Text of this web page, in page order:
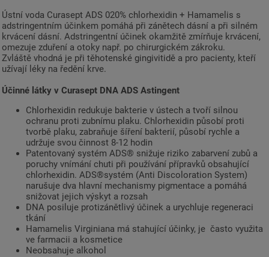
Ústní voda Curasept ADS 020% chlorhexidin + Hamamelis s
adstringentním účinkem pomáhá při zánětech dásní a při silném
krvácení dásní. Adstringentní účinek okamžitě zmírňuje krvácení,
omezuje zduření a otoky např. po chirurgickém zákroku.
Zvláště vhodná je při těhotenské gingivitidě a pro pacienty, kteří
užívají léky na ředění krve.
Účinné látky v Curasept DNA ADS Astingent
Chlorhexidin redukuje bakterie v ústech a tvoří silnou
ochranu proti zubnímu plaku. Chlorhexidin působí proti
tvorbě plaku, zabraňuje šíření bakterií, působí rychle a
udržuje svou činnost 8-12 hodin
Patentovaný systém ADS® snižuje riziko zabarvení zubů a
poruchy vnímání chuti při používání přípravků obsahující
chlorhexidin. ADS®systém (Anti Discoloration System)
narušuje dva hlavní mechanismy pigmentace a pomáhá
snižovat jejich výskyt a rozsah
DNA posiluje protizánětlivý účinek a urychluje regeneraci
tkání
Hamamelis Virginiana má stahující účinky, je často využita
ve farmacii a kosmetice
Neobsahuje alkohol